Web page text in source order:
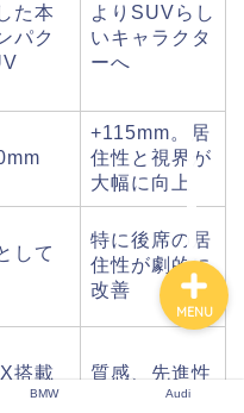
た本
パク
よりSUVらし
いキャラクタ
ーへ
+115mm。居
住性と視界が
大幅に向上
して
特に後席の居
住性が劇的に
改善
搭載
的な
質感、先進性
ともに大きく
BMW Audi
MENU
メルセデス
BMW
Audi